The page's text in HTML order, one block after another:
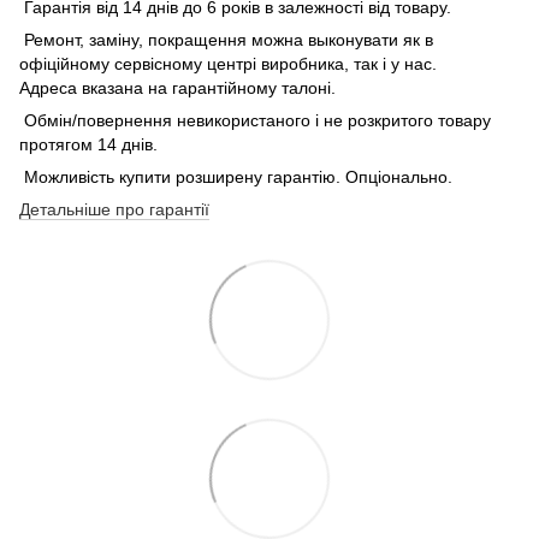
Гарантія від 14 днів до 6 років в залежності від товару.
Ремонт, заміну, покращення можна выконувати як в
офіційному сервісному центрі виробника, так і у нас.
Адреса вказана на гарантійному талоні.
Обмін/повернення невикористаного і не розкритого товару
протягом 14 днів.
Можливість купити розширену гарантію. Опціонально.
Детальніше про гарантії